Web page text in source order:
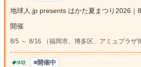
地球人.jp presents はかた夏まつり2026｜
開催
8/5 ～ 8/16 （福岡市、博多区、アミュプラザ
体験 開催中